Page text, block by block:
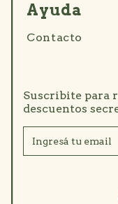
Ayuda
Contacto
Suscribite para
descuentos